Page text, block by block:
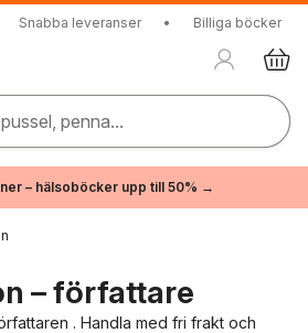
Snabba leveranser • Billiga böcker
penna...
– hälsoböcker upp till 50% →
– författare
. Handla med fri frakt och